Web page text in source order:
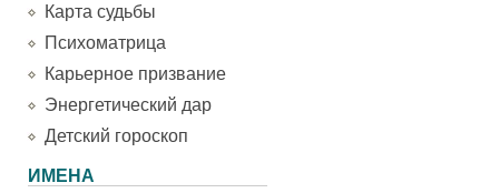
Карта судьбы
Психоматрица
Карьерное призвание
Энергетический дар
Детский гороскоп
ИМЕНА